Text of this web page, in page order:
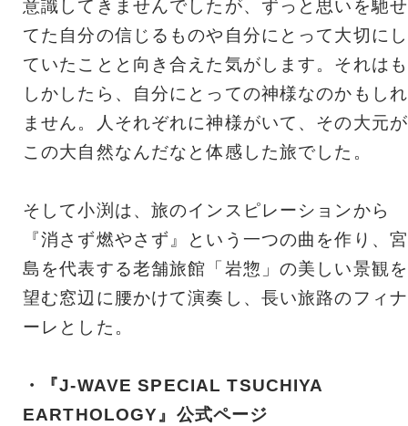
意識してきませんでしたが、ずっと思いを馳せ
てた自分の信じるものや自分にとって大切にし
ていたことと向き合えた気がします。それはも
しかしたら、自分にとっての神様なのかもしれ
ません。人それぞれに神様がいて、その大元が
この大自然なんだなと体感した旅でした。
そして小渕は、旅のインスピレーションから
『消さず燃やさず』という一つの曲を作り、宮
島を代表する老舗旅館「岩惣」の美しい景観を
望む窓辺に腰かけて演奏し、長い旅路のフィナ
ーレとした。
・『J-WAVE SPECIAL TSUCHIYA
EARTHOLOGY』公式ページ